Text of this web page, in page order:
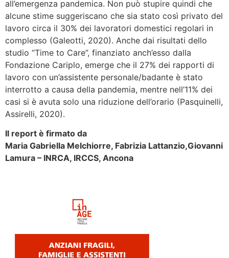
all’emergenza pandemica. Non può stupire quindi che
alcune stime suggeriscano che sia stato così privato del
lavoro circa il 30% dei lavoratori domestici regolari in
complesso (Galeotti, 2020). Anche dai risultati dello
studio “Time to Care”, finanziato anch’esso dalla
Fondazione Cariplo, emerge che il 27% dei rapporti di
lavoro con un’assistente personale/badante è stato
interrotto a causa della pandemia, mentre nell’11% dei
casi si è avuta solo una riduzione dell’orario (Pasquinelli,
Assirelli, 2020).
Il report è firmato da
Maria Gabriella Melchiorre, Fabrizia Lattanzio,Giovanni
Lamura – INRCA, IRCCS, Ancona